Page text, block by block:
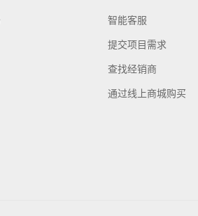
智能客服
提交项目需求
查找经销商
通过线上商城购买